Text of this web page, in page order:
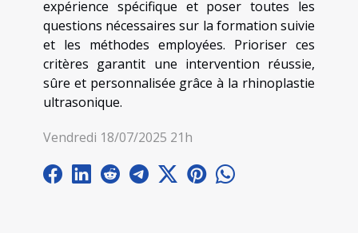
expérience spécifique et poser toutes les
questions nécessaires sur la formation suivie
et les méthodes employées. Prioriser ces
critères garantit une intervention réussie,
sûre et personnalisée grâce à la rhinoplastie
ultrasonique.
Vendredi 18/07/2025 21h